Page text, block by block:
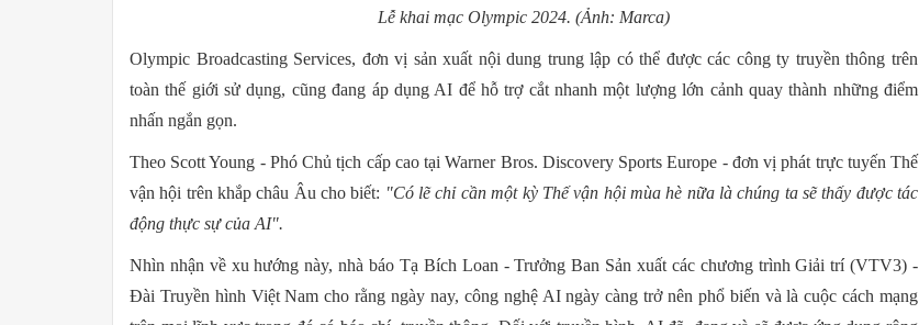
Lễ khai mạc Olympic 2024. (Ảnh: Marca)
Olympic Broadcasting Services, đơn vị sản xuất nội dung trung lập có thể được các công ty truyền thông trên
toàn thế giới sử dụng, cũng đang áp dụng AI để hỗ trợ cắt nhanh một lượng lớn cảnh quay thành những điểm
nhấn ngắn gọn.
Theo Scott Young - Phó Chủ tịch cấp cao tại Warner Bros. Discovery Sports Europe - đơn vị phát trực tuyến Thế
vận hội trên khắp châu Âu cho biết: "Có lẽ chỉ cần một kỳ Thế vận hội mùa hè nữa là chúng ta sẽ thấy được tác
động thực sự của AI".
Nhìn nhận về xu hướng này, nhà báo Tạ Bích Loan - Trưởng Ban Sản xuất các chương trình Giải trí (VTV3) -
Đài Truyền hình Việt Nam cho rằng ngày nay, công nghệ AI ngày càng trở nên phổ biến và là cuộc cách mạng